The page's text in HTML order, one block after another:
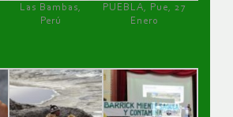
Las Bambas,
Perú
PUEBLA, Pue, 27
Enero